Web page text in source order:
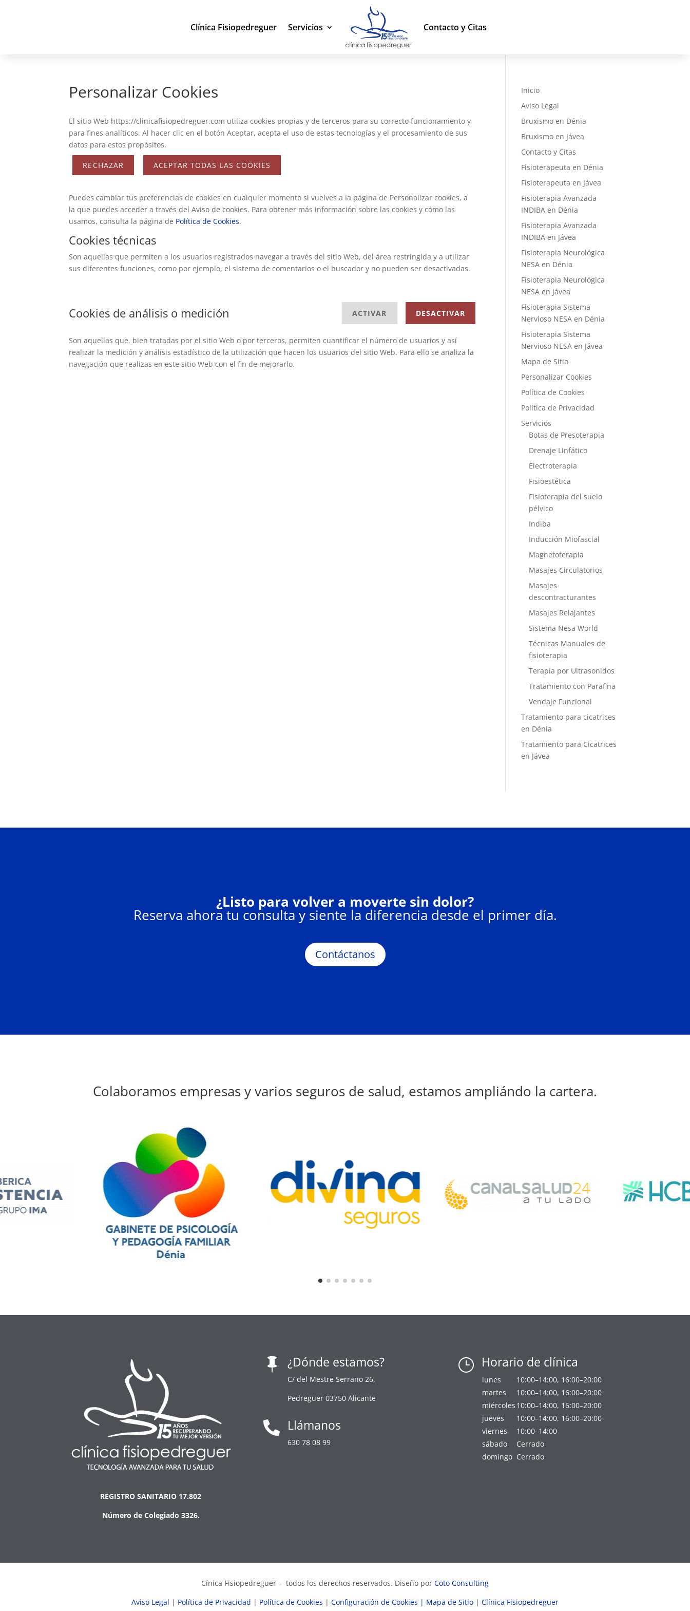
Clínica Fisiopedreguer Servicios Contacto y Citas
Personalizar Cookies
El sitio Web https://clinicafisiopedreguer.com utiliza cookies propias y de terceros para su correcto funcionamiento y
para fines analíticos. Al hacer clic en el botón Aceptar, acepta el uso de estas tecnologías y el procesamiento de sus
datos para estos propósitos.
RECHAZAR ACEPTAR TODAS LAS COOKIES
Puedes cambiar tus preferencias de cookies en cualquier momento si vuelves a la página de Personalizar cookies, a
la que puedes acceder a través del Aviso de cookies. Para obtener más información sobre las cookies y cómo las
usamos, consulta la página de Política de Cookies.
Cookies técnicas
Son aquellas que permiten a los usuarios registrados navegar a través del sitio Web, del área restringida y a utilizar
sus diferentes funciones, como por ejemplo, el sistema de comentarios o el buscador y no pueden ser desactivadas.
Cookies de análisis o medición ACTIVAR DESACTIVAR
Son aquellas que, bien tratadas por el sitio Web o por terceros, permiten cuantificar el número de usuarios y así
realizar la medición y análisis estadístico de la utilización que hacen los usuarios del sitio Web. Para ello se analiza la
navegación que realizas en este sitio Web con el fin de mejorarlo.
Inicio
Aviso Legal
Bruxismo en Dénia
Bruxismo en Jávea
Contacto y Citas
Fisioterapeuta en Dénia
Fisioterapeuta en Jávea
Fisioterapia Avanzada
INDIBA en Dénia
Fisioterapia Avanzada
INDIBA en Jávea
Fisioterapia Neurológica
NESA en Dénia
Fisioterapia Neurológica
NESA en Jávea
Fisioterapia Sistema
Nervioso NESA en Dénia
Fisioterapia Sistema
Nervioso NESA en Jávea
Mapa de Sitio
Personalizar Cookies
Política de Cookies
Política de Privacidad
Servicios
Botas de Presoterapia
Drenaje Linfático
Electroterapia
Fisioestética
Fisioterapia del suelo
pélvico
Indiba
Inducción Miofascial
Magnetoterapia
Masajes Circulatorios
Masajes
descontracturantes
Masajes Relajantes
Sistema Nesa World
Técnicas Manuales de
fisioterapia
Terapia por Ultrasonidos
Tratamiento con Parafina
Vendaje Funcional
Tratamiento para cicatrices
en Dénia
Tratamiento para Cicatrices
en Jávea
¿Listo para volver a moverte sin dolor?
Reserva ahora tu consulta y siente la diferencia desde el primer día.
Contáctanos
Colaboramos empresas y varios seguros de salud, estamos ampliándo la cartera.
REGISTRO SANITARIO 17.802
Número de Colegiado 3326.
 ¿Dónde estamos?
C/ del Mestre Serrano 26,
Pedreguer 03750 Alicante
 Llámanos
630 78 08 99
} Horario de clínica
lunes
10:00–14:00, 16:00–20:00
martes
10:00–14:00, 16:00–20:00
miércoles 10:00–14:00, 16:00–20:00
jueves
10:00–14:00, 16:00–20:00
viernes
10:00–14:00
sábado
Cerrado
domingo Cerrado
Cínica Fisiopedreguer – todos los derechos reservados. Diseño por Coto Consulting
Aviso Legal | Política de Privacidad | Política de Cookies | Configuración de Cookies | Mapa de Sitio | Clínica Fisiopedreguer